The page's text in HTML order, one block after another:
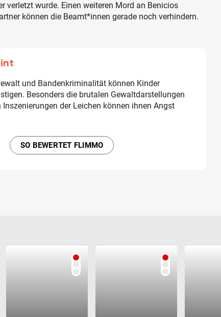
verletzt wurde. Einen weiteren Mord an Benicios
können die Beamt*innen gerade noch verhindern.
und Bandenkriminalität können Kinder
Besonders die brutalen Gewaltdarstellungen
der Leichen können ihnen Angst
SO BEWERTET FLIMMO